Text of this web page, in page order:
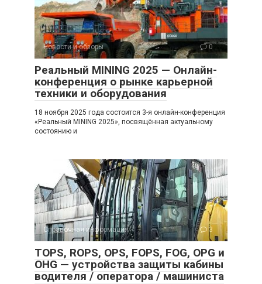
Новости и обзоры 0
Реальный MINING 2025 — Онлайн-
конференция о рынке карьерной
техники и оборудования
18 ноября 2025 года состоится 3-я онлайн-конференция
«Реальный MINING 2025», посвящённая актуальному
состоянию и
Справочная информация 3
TOPS, ROPS, OPS, FOPS, FOG, OPG и
OHG — устройства защиты кабины
водителя / оператора / машиниста